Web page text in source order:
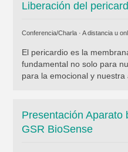
Liberación del
Conferencia/Charla · A distancia u
El pericardio es la
fundamental no solo para
para la emocional y nuestra
Presentación Aparato
GSR BioSense